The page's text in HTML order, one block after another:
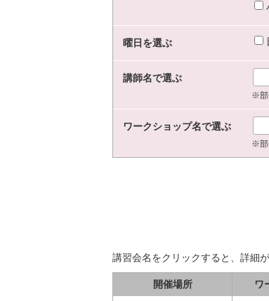
曜日を選ぶ
講師名で選ぶ
※部
ワークショップ名で選ぶ
※部
講習会名をクリックすると、詳細
開催場所 ワ